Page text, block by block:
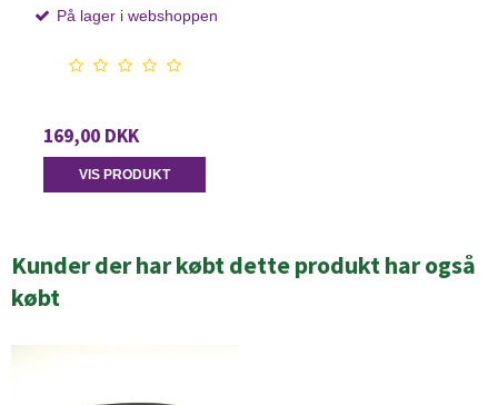
På lager i webshoppen
169,00 DKK
VIS PRODUKT
Kunder der har købt dette produkt har også
købt